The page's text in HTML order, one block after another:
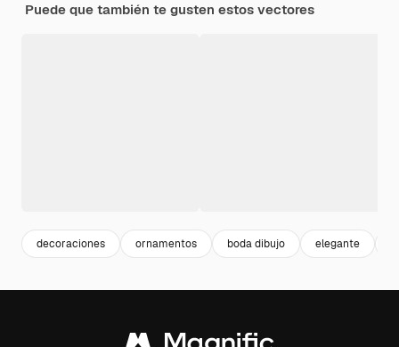
Puede que también te gusten estos vectores
decoraciones ornamentos boda dibujo elegante